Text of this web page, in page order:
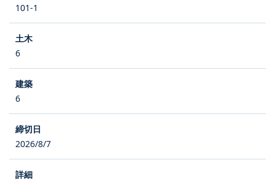
101-1
6
6
2026/8/7